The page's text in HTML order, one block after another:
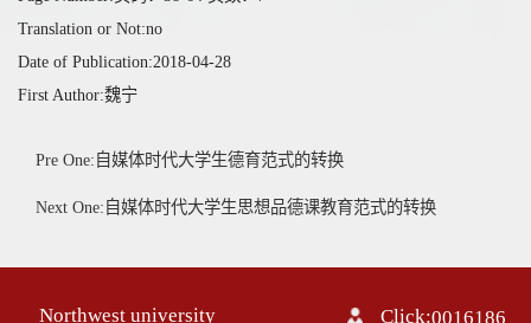
Translation or Not:no
Date of Publication:2018-04-28
First Author:魏宁
Pre One:自媒体时代大学生德育范式的转换
Next One:自媒体时代大学生思想品德课教育范式的转换
Northwest university Click:0016186